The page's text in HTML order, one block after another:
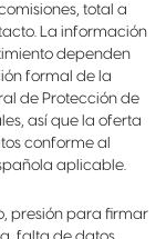
total a
La información
dependen
formal de la
de Protección de
así que la oferta
conforme al
aplicable.
presión para firmar